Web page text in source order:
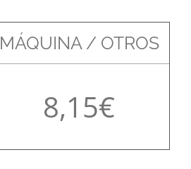
MÁQUINA / OTROS
8,15